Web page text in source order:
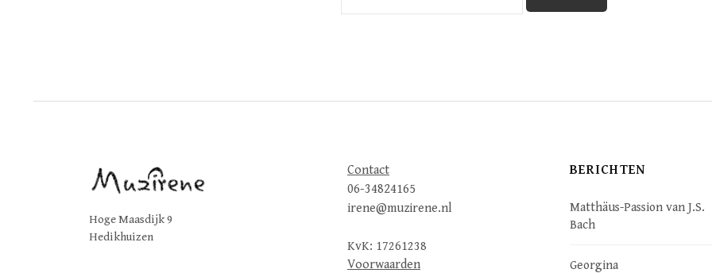
Hoge Maasdijk 9
Hedikhuizen
Contact
06-34824165
irene@muzirene.nl
KvK: 17261238
Voorwaarden
BERICHTEN
Matthäus-Passion van J.S.
Bach
Georgina